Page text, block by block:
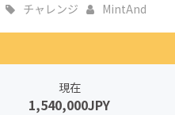
チャレンジ MintAnd
現在
1,540,000JPY